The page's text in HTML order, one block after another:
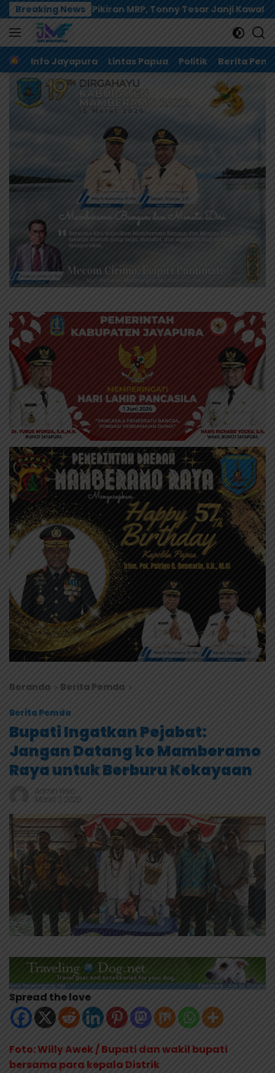
Langsung
ke
konten
Breaking News
Tonny Tesar Janji Kawal Kepastian Anggaran
Home
Info Jayapura Lintas Papua Politik Berita
Beranda Berita Pemda
Berita Pemda
Bupati Ingatkan Pejabat:
Jangan Datang ke Mamberamo
Raya untuk Berburu Kekayaan
Admin Web
Maret 7, 2025
Spread the love
Foto: Willy Awek / Bupati dan wakil bupati
bersama para kepala Distrik